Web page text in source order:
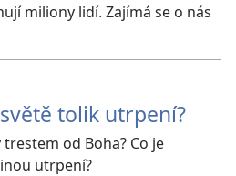
miliony lidí. Zajímá se o nás
tolik utrpení?
od Boha? Co je
utrpení?